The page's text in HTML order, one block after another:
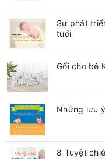
Sự phát
tuổi
Gối cho bé
Những lưu
8 Tuyệt